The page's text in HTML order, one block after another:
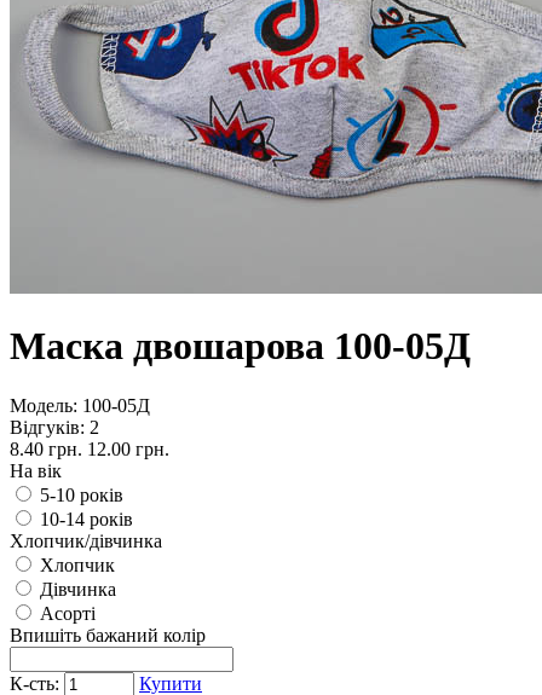
Маска двошарова 100-05Д
Модель: 100-05Д
Відгуків: 2
8.40 грн. 12.00 грн.
На вік
5-10 років
10-14 років
Хлопчик/дівчинка
Хлопчик
Дівчинка
Асорті
Впишіть бажаний колір
К-сть: Купити